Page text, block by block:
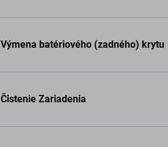
Výmena batériového (zadného) krytu
Čistenie Zariadenia